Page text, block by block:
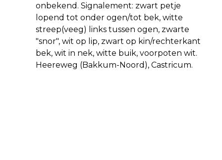
onbekend. Signalement: zwart petje
lopend tot onder ogen/tot bek, witte
streep(veeg) links tussen ogen, zwarte
"snor", wit op lip, zwart op kin/rechterkant
bek, wit in nek, witte buik, voorpoten wit.
Heereweg (Bakkum-Noord), Castricum.